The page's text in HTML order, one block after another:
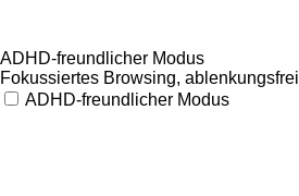
ADHD-freundlicher Modus
Fokussiertes Browsing, ablenkungsfrei
ADHD-freundlicher Modus